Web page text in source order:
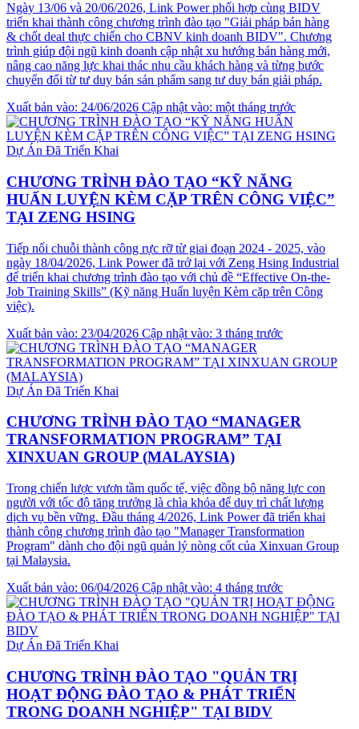
Ngày 13/06 và 20/06/2026, Link Power phối hợp cùng BIDV
triển khai thành công chương trình đào tạo "Giải pháp bán hàng
& chốt deal thực chiến cho CBNV kinh doanh BIDV". Chương
trình giúp đội ngũ kinh doanh cập nhật xu hướng bán hàng mới,
nâng cao năng lực khai thác nhu cầu khách hàng và từng bước
chuyển đổi từ tư duy bán sản phẩm sang tư duy bán giải pháp.
Xuất bản vào: 24/06/2026 Cập nhật vào: một tháng trước
Dự Án Đã Triển Khai
CHƯƠNG TRÌNH ĐÀO TẠO “KỸ NĂNG
HUẤN LUYỆN KÈM CẶP TRÊN CÔNG VIỆC”
TẠI ZENG HSING
Tiếp nối chuỗi thành công rực rỡ từ giai đoạn 2024 - 2025, vào
ngày 18/04/2026, Link Power đã trở lại với Zeng Hsing Industrial
để triển khai chương trình đào tạo với chủ đề “Effective On-the-
Job Training Skills” (Kỹ năng Huấn luyện Kèm cặp trên Công
việc).
Xuất bản vào: 23/04/2026 Cập nhật vào: 3 tháng trước
Dự Án Đã Triển Khai
CHƯƠNG TRÌNH ĐÀO TẠO “MANAGER
TRANSFORMATION PROGRAM” TẠI
XINXUAN GROUP (MALAYSIA)
Trong chiến lược vươn tầm quốc tế, việc đồng bộ năng lực con
người với tốc độ tăng trưởng là chìa khóa để duy trì chất lượng
dịch vụ bền vững. Đầu tháng 4/2026, Link Power đã triển khai
thành công chương trình đào tạo "Manager Transformation
Program" dành cho đội ngũ quản lý nòng cốt của Xinxuan Group
tại Malaysia.
Xuất bản vào: 06/04/2026 Cập nhật vào: 4 tháng trước
Dự Án Đã Triển Khai
CHƯƠNG TRÌNH ĐÀO TẠO "QUẢN TRỊ
HOẠT ĐỘNG ĐÀO TẠO & PHÁT TRIỂN
TRONG DOANH NGHIỆP" TẠI BIDV